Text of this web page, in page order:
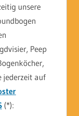
unsere
Peep
jederzeit auf
(*):